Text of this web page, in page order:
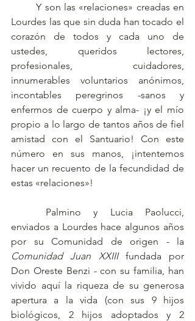
	Y son las «relaciones» creadas en
Lourdes las que sin duda han tocado el
corazón de todos y cada uno de
ustedes, queridos lectores,
profesionales, cuidadores,
innumerables voluntarios anónimos,
incontables peregrinos -sanos y
enfermos de cuerpo y alma- ¡y el mío
propio a lo largo de tantos años de fiel
amistad con el Santuario! Con este
número en sus manos, ¡intentemos
hacer un recuento de la fecundidad de
estas «relaciones»!
enviados a Lourdes hace algunos años
Comunidad Juan XXIII fundada por
Don Oreste Benzi - con su familia, han
vivido aquí la riqueza de su generosa
apertura a la vida (con sus 9 hijos
biológicos, 2 hijos adoptados y 2